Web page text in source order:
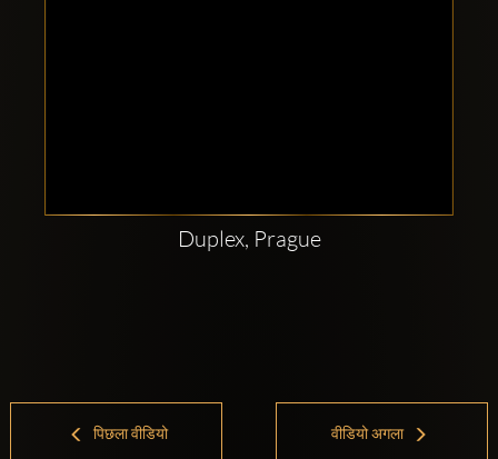
Duplex, Prague
पिछला वीडियो वीडियो अगला